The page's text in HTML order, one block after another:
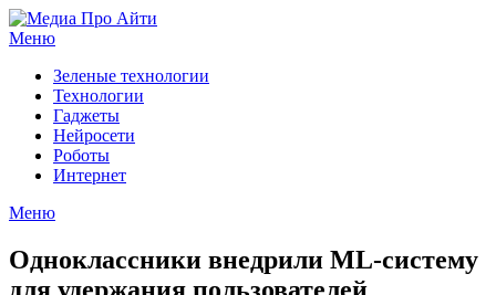
Перейти
к
Меню
Зеленые технологии
Технологии
Гаджеты
Нейросети
Роботы
Интернет
Меню
Одноклассники внедрили ML-систему